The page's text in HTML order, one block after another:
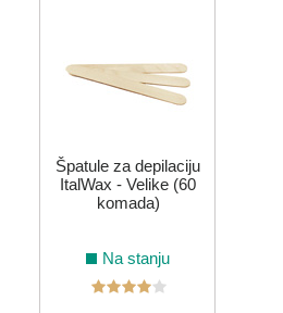
Špatule za depilaciju
ItalWax - Velike (60
komada)
Na stanju